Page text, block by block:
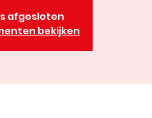
afgesloten
bekijken